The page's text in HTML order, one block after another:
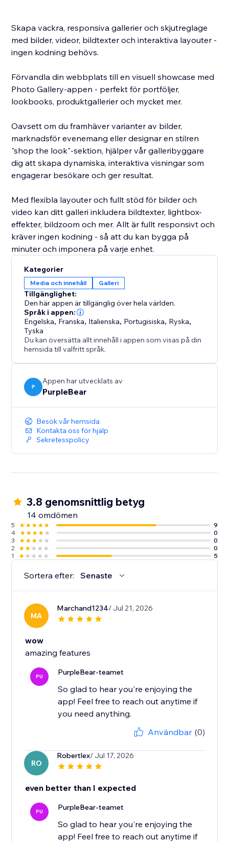
Skapa vackra, responsiva gallerier och skjutreglage
med bilder, videor, bildtexter och interaktiva layouter -
ingen kodning behövs.
Förvandla din webbplats till en visuell showcase med
Photo Gallery-appen - perfekt för portföljer,
lookbooks, produktgallerier och mycket mer.
Oavsett om du framhäver varianter av bilder,
marknadsför evenemang eller designar en stilren
"shop the look"-sektion, hjälper vår galleribyggare
dig att skapa dynamiska, interaktiva visningar som
engagerar besökare och ger resultat.
Med flexibla layouter och fullt stöd för bilder och
video kan ditt galleri inkludera bildtexter, lightbox-
effekter, bildzoom och mer. Allt är fullt responsivt och
kräver ingen kodning - så att du kan bygga på
minuter och imponera på varje enhet.
Kategorier
Media och innehåll Galleri
Tillgänglighet:
Den här appen är tillgänglig över hela världen.
Språk i appen:
Engelska, Franska, Italienska, Portugisiska, Ryska,
Tyska
Du kan översätta allt innehåll i appen som visas på din
hemsida till valfritt språk.
P
Appen har utvecklats av
PurpleBear
Besök vår hemsida
Kontakta oss för hjälp
Sekretesspolicy
3.8 genomsnittlig betyg
14 omdömen
5
9
4
0
3
0
2
0
1
5
Sortera efter: Senaste
MA
Marchand1234/ Jul 21, 2026
wow
amazing features
PU PurpleBear-teamet
So glad to hear you're enjoying the
app! Feel free to reach out anytime if
you need anything.
Användbar (0)
RO
Robertlex/ Jul 17, 2026
even better than I expected
PU PurpleBear-teamet
So glad to hear you're enjoying the
app! Feel free to reach out anytime if